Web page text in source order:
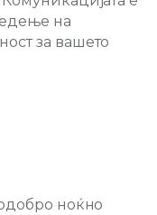
на
за вашето
ноќно